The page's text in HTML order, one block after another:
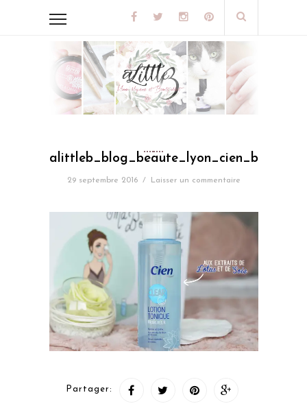
29 septembre 2016 / Laisser un commentaire
Partager: